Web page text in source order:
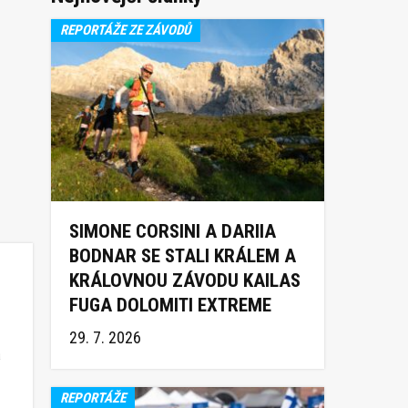
REPORTÁŽE ZE ZÁVODŮ
SIMONE CORSINI A DARIIA
BODNAR SE STALI KRÁLEM A
KRÁLOVNOU ZÁVODU KAILAS
FUGA DOLOMITI EXTREME
TRAIL 2026
29. 7. 2026
REPORTÁŽE